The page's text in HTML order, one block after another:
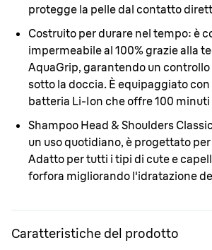
protegge la pelle dal contatto
Costruito per durare nel tempo: è
impermeabile al 100% grazie alla
AquaGrip, garantendo un
sotto la doccia. È equipaggiato
batteria Li-Ion che offre 100 minuti
Shampoo Head & Shoulders
un uso quotidiano, è progettato per
Adatto per tutti i tipi di cute e
forfora migliorando l'idratazione
Caratteristiche del prodotto